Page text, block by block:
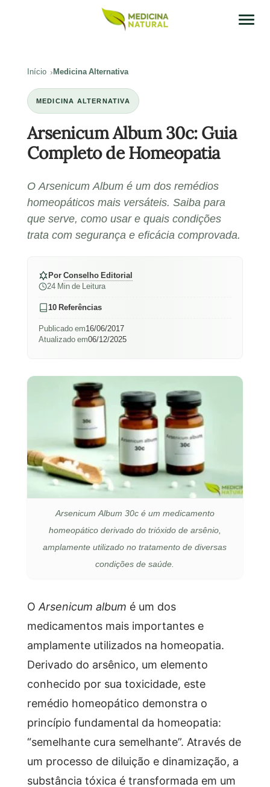
Início Medicina Alternativa
MEDICINA ALTERNATIVA
Arsenicum Album 30c: Guia
Completo de Homeopatia
O Arsenicum Album é um dos remédios
homeopáticos mais versáteis. Saiba para
que serve, como usar e quais condições
trata com segurança e eficácia comprovada.
PorConselho Editorial
24 Min de Leitura
10 Referências
Publicado em16/06/2017
Atualizado em06/12/2025
Arsenicum Album 30c é um medicamento
homeopático derivado do trióxido de arsênio,
amplamente utilizado no tratamento de diversas
condições de saúde.
OArsenicum album é um dos
medicamentos mais importantes e
amplamente utilizados na homeopatia.
Derivado do arsênico, um elemento
conhecido por sua toxicidade, este
remédio homeopático demonstra o
princípio fundamental da homeopatia:
“semelhante cura semelhante”. Através de
um processo de diluição e dinamização, a
substância tóxica é transformada em um